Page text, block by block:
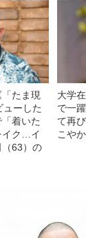
「たま現
ーした
着いた
イク…イ
63）の
大学
で一
て再
こや